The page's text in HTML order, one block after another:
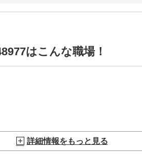
はこんな職場！
詳細情報をもっと見る